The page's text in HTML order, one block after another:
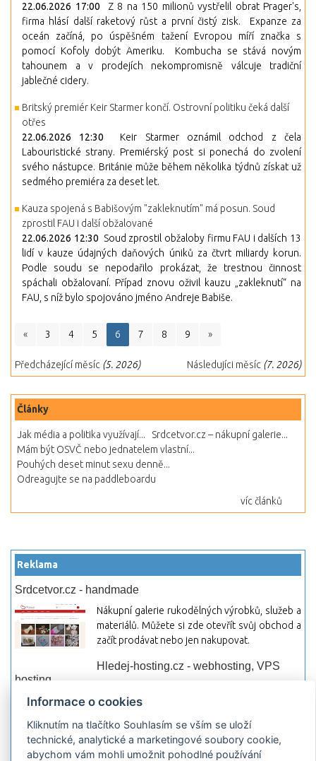
22.06.2026 17:00 Z 8 na 150 milionů vystřelil obrat Prager's,
firma hlásí další raketový růst a první čistý zisk. Expanze za
oceán začíná, po úspěšném tažení Evropou míří značka s
pomocí Kofoly dobýt Ameriku. Kombucha se stává novým
tahounem a v prodejích nekompromisně válcuje tradiční
jablečné cidery.
Britský premiér Keir Starmer končí. Ostrovní politiku čeká další
otřes
22.06.2026 12:30 Keir Starmer oznámil odchod z čela
Labouristické strany. Premiérský post si ponechá do zvolení
svého nástupce. Británie může během několika týdnů získat už
sedmého premiéra za deset let.
Kauza spojená s Babišovým "zakleknutím" má posun. Soud
zprostil FAU i další obžalované
22.06.2026 12:30 Soud zprostil obžaloby firmu FAU i dalších 13
lidí v kauze údajných daňových úniků za čtvrt miliardy korun.
Podle soudu se nepodařilo prokázat, že trestnou činnost
spáchali obžalovaní. Případ znovu oživil kauzu „zakleknutí“ na
FAU, s níž bylo spojováno jméno Andreje Babiše.
« 3 4 5 6 7 8 9 »
Předcházející měsíc (5. 2026) Následujíci měsíc (7. 2026)
Články
Jak média a politika využívají...
Srdcetvor.cz – nákupní galerie...
Mám být OSVČ nebo jednatelem vlastní...
Pouhých deset minut sexu denně...
Odreagujte se na paddleboardu
víc článků
Reklama
Srdcetvor.cz - handmade
Nákupní galerie rukodělných výrobků, služeb a
materiálů. Můžete si zde otevřít svůj obchod a
začít prodávat nebo jen nakupovat.
Hledej-hosting.cz - webhosting, VPS
hosting
Přehled webhostingových, multihosting a VPS
pokročilého vyhledávání a porovnávání.
Najděte si jednoduše vhodný hosting.
Informace o cookies
Kliknutím na tlačítko Souhlasím se vším se uloží
technické, analytické a marketingové soubory cookie,
abychom vám mohli umožnit pohodlné používání